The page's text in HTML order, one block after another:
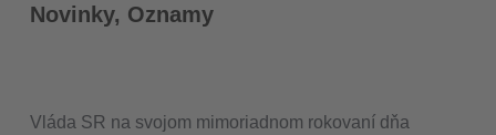
Novinky, Oznamy
Vláda S R na svojom mimoriadnom rokovaní dňa